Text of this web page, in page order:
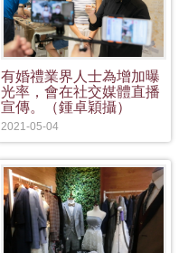
有婚禮業界人士為增加曝
光率，會在社交媒體直播
宣傳。（鍾卓穎攝）
2021-05-04